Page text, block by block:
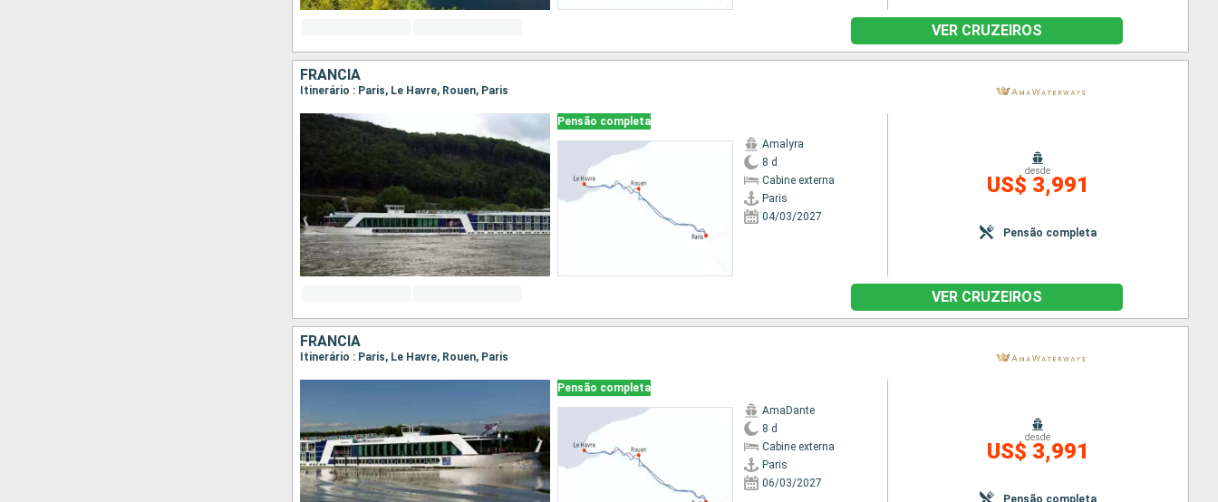
VER CRUZEIROS
FRANCIA
Itinerário : Paris, Le Havre, Rouen, Paris
Pensão completa
Amalyra
8 d
Cabine externa
Paris
04/03/2027
desde
US$ 3,991
Pensão completa
VER CRUZEIROS
FRANCIA
Itinerário : Paris, Le Havre, Rouen, Paris
Pensão completa
AmaDante
8 d
Cabine externa
Paris
06/03/2027
desde
US$ 3,991
Pensão completa